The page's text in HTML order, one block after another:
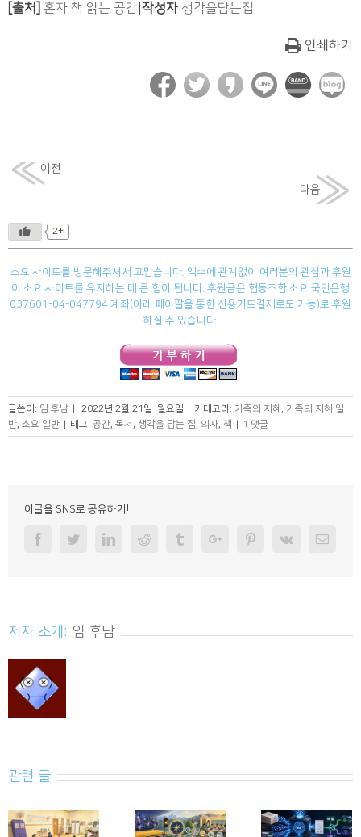
[출처] 혼자 책 읽는 공간 작성자 생각을담는집
인쇄하기
이전
다음
2+
소요 사이트를 방문해주셔서 고맙습니다. 액수에 관계없이 여러분의 관심과 후원
이 소요 사이트를 유지하는 데 큰 힘이 됩니다. 후원금은 협동조합 소요 국민은행
037601-04-047794 계좌(아래 페이팔을 통한 신용카드결제로도 가능)로 후원
하실 수 있습니다.
글쓴이: 임 후남 | 2022년 2월 21일. 월요일 | 카테고리: 가족의 지혜 , 가족의 지혜 일
반, 소요 일반 | 태그: 공간, 독서 , 생각을 담는 집, 의자, 책 | 1 댓글
이글을 SNS로 공유하기!
FacebookTwitterLinkedinReddit TumblrGoogleplusPinterest
Vk Email
저자 소개: 임 후남
관련 글